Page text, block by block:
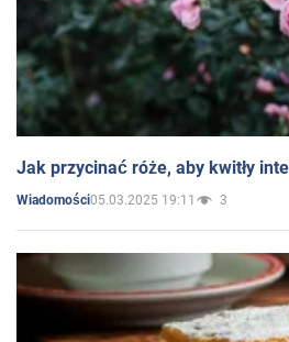
Jak przycinać róże, aby kwitły
Wiadomości05.03.2025 19:11 3